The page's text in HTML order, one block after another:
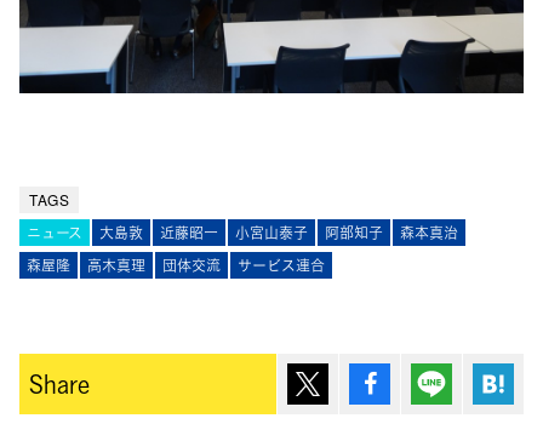
TAGS
ニュース 大島敦 近藤昭一 小宮山泰子 阿部知子
森本真治
森屋隆
高木真理 団体交流 サービス連合
Share ポスト シェア Lineで送